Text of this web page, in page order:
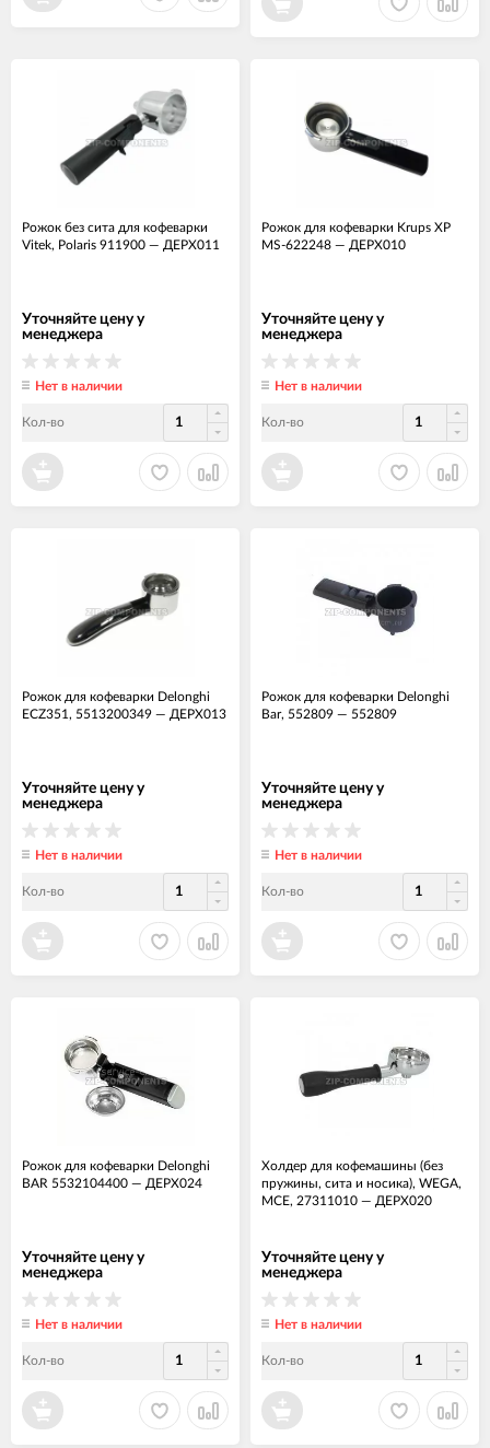
Рожок без сита для кофеварки
Vitek, Polaris 911900 — ДЕРХ011
Уточняйте цену у
менеджера
Нет в наличии
Кол-во
Рожок для кофеварки Krups XP
MS-622248 — ДЕРХ010
Уточняйте цену у
менеджера
Нет в наличии
Кол-во
Рожок для кофеварки Delonghi
ECZ351, 5513200349 — ДЕРХ013
Уточняйте цену у
менеджера
Нет в наличии
Кол-во
Рожок для кофеварки Delonghi
Bar, 552809 — 552809
Уточняйте цену у
менеджера
Нет в наличии
Кол-во
Рожок для кофеварки Delonghi
BAR 5532104400 — ДЕРХ024
Уточняйте цену у
менеджера
Нет в наличии
Кол-во
Холдер для кофемашины (без
пружины, сита и носика), WEGA,
MCE, 27311010 — ДЕРХ020
Уточняйте цену у
менеджера
Нет в наличии
Кол-во